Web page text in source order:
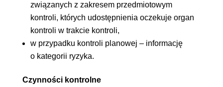
związanych z zakresem przedmiotowym
kontroli, których udostępnienia oczekuje organ
kontroli w trakcie kontroli,
w przypadku kontroli planowej – informację
o kategorii ryzyka.
Czynności kontrolne